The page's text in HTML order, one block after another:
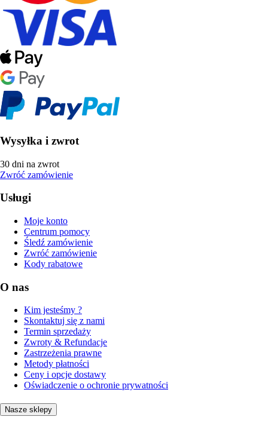
Wysyłka i zwrot
30 dni na zwrot
Zwróć zamówienie
Usługi
Moje konto
Centrum pomocy
Śledź zamówienie
Zwróć zamówienie
Kody rabatowe
O nas
Kim jesteśmy ?
Skontaktuj się z nami
Termin sprzedaży
Zwroty & Refundacje
Zastrzeżenia prawne
Metody płatności
Ceny i opcje dostawy
Oświadczenie o ochronie prywatności
Nasze sklepy